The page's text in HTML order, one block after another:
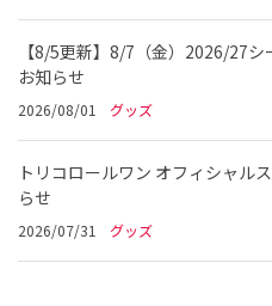
【8/5更新】8/7（金）2026/27
お知らせ
2026/08/01 グッズ
トリコロールワン オフィシャル
らせ
2026/07/31 グッズ